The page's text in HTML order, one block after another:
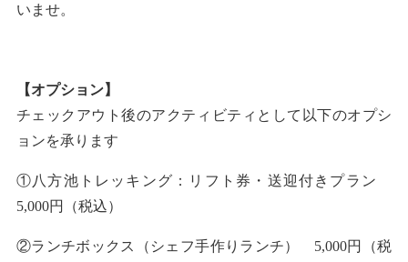
いませ。
【オプション】
チェックアウト後のアクティビティとして以下のオプシ
ョンを承ります
①八方池トレッキング：リフト券・送迎付きプラン
5,000円（税込）
②ランチボックス（シェフ手作りランチ） 5,000円（税